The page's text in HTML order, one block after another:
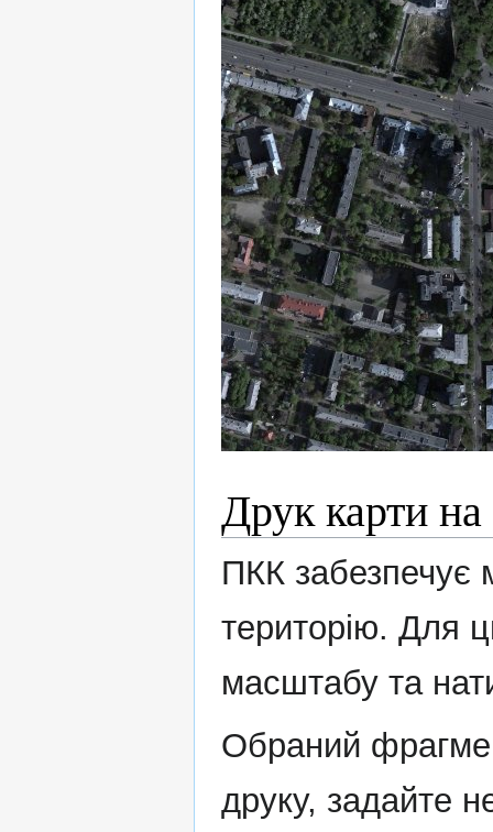
Друк карти
ПКК забезпечує
територію. Для
масштабу та
Обраний
друку, задайте